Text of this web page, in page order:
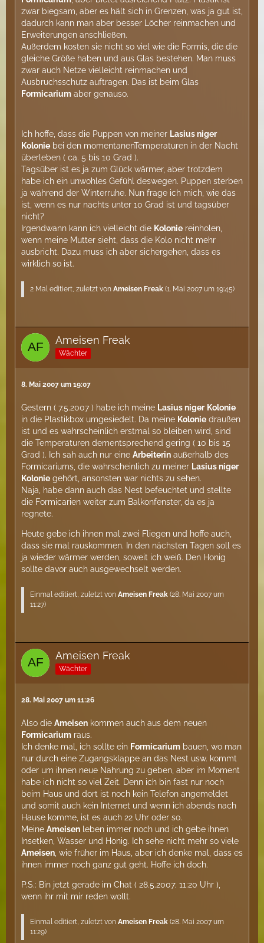
zwar biegsam, aber es hält sich in Grenzen, was ja gut ist,
dadurch kann man aber besser Löcher reinmachen und
Erweiterungen anschließen.
Außerdem kosten sie nicht so viel wie die Formis, die die
gleiche Größe haben und aus Glas bestehen. Man muss
zwar auch Netze vielleicht reinmachen und
Ausbruchsschutz auftragen. Das ist beim Glas
Formicarium aber genauso.
Ich hoffe, dass die Puppen von meiner Lasius niger
Kolonie bei den momentanenTemperaturen in der Nacht
überleben ( ca. 5 bis 10 Grad ).
Tagsüber ist es ja zum Glück wärmer, aber trotzdem
habe ich ein unwohles Gefühl deswegen. Puppen sterben
ja während der Winterruhe. Nun frage ich mich, wie das
ist, wenn es nur nachts unter 10 Grad ist und tagsüber
nicht?
Irgendwann kann ich vielleicht die Kolonie reinholen,
wenn meine Mutter sieht, dass die Kolo nicht mehr
ausbricht. Dazu muss ich aber sichergehen, dass es
wirklich so ist.
2 Mal editiert, zuletzt von Ameisen Freak (1. Mai 2007 um 19:45)
Ameisen Freak
Wächter
8. Mai 2007 um 19:07
Gestern ( 7.5.2007 ) habe ich meine Lasius niger Kolonie
in die Plastikbox umgesiedelt. Da meine Kolonie draußen
ist und es wahrscheinlich erstmal so bleiben wird, sind
die Temperaturen dementsprechend gering ( 10 bis 15
Grad ). Ich sah auch nur eine Arbeiterin außerhalb des
Formicariums, die wahrscheinlich zu meiner Lasius niger
Kolonie gehört, ansonsten war nichts zu sehen.
Naja, habe dann auch das Nest befeuchtet und stellte
die Formicarien weiter zum Balkonfenster, da es ja
regnete.
Heute gebe ich ihnen mal zwei Fliegen und hoffe auch,
dass sie mal rauskommen. In den nächsten Tagen soll es
ja wieder wärmer werden, soweit ich weiß. Den Honig
sollte davor auch ausgewechselt werden.
Einmal editiert, zuletzt von Ameisen Freak (28. Mai 2007 um
11:27)
Ameisen Freak
Wächter
28. Mai 2007 um 11:26
Also die Ameisen kommen auch aus dem neuen
Formicarium raus.
Ich denke mal, ich sollte ein Formicarium bauen, wo man
nur durch eine Zugangsklappe an das Nest usw. kommt
oder um ihnen neue Nahrung zu geben, aber im Moment
habe ich nicht so viel Zeit. Denn ich bin fast nur noch
beim Haus und dort ist noch kein Telefon angemeldet
und somit auch kein Internet und wenn ich abends nach
Hause komme, ist es auch 22 Uhr oder so.
Meine Ameisen leben immer noch und ich gebe ihnen
Insetken, Wasser und Honig. Ich sehe nicht mehr so viele
Ameisen, wie früher im Haus, aber ich denke mal, dass es
ihnen immer noch ganz gut geht. Hoffe ich doch.
P.S.: Bin jetzt gerade im Chat ( 28.5.2007; 11:20 Uhr ),
wenn ihr mit mir reden wollt.
Einmal editiert, zuletzt von Ameisen Freak (28. Mai 2007 um
11:29)